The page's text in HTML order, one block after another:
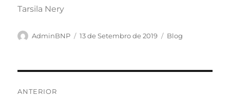
Tarsila Nery
Autor
AdminBNP
Publicado
13 de Setembro de 2019 Categorias
Blog
ANTERIOR